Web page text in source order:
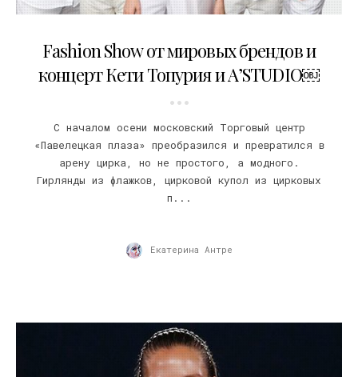
Fashion Show от мировых брендов и
концерт Кети Топурия и A’STUDIO￼
С началом осени московский Торговый центр
«Павелецкая плаза» преобразился и превратился в
арену цирка, но не простого, а модного.
Гирлянды из флажков, цирковой купол из цирковых
п...
Екатерина Антре